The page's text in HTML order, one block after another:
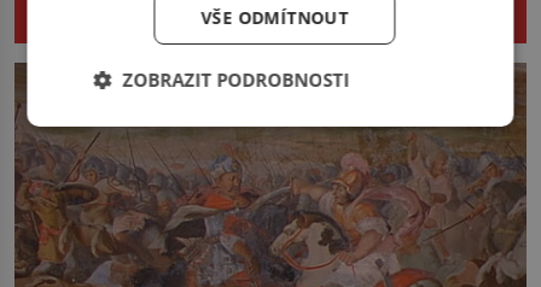
NENECHTE SI UJÍT DALŠÍ ZAJÍMAVÉ ČLÁNKY
VŠE ODMÍTNOUT
ZOBRAZIT PODROBNOSTI